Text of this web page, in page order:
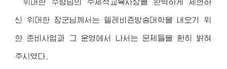
위대한 수령님 의 주체적교육사상을 완벽하게 체현하
신 위대한 장군님 께서는 텔레비죤방송대학을 내오기 위
한 준비사업과 그 운영에서 나서는 문제들을 환히 밝혀
주시였다.